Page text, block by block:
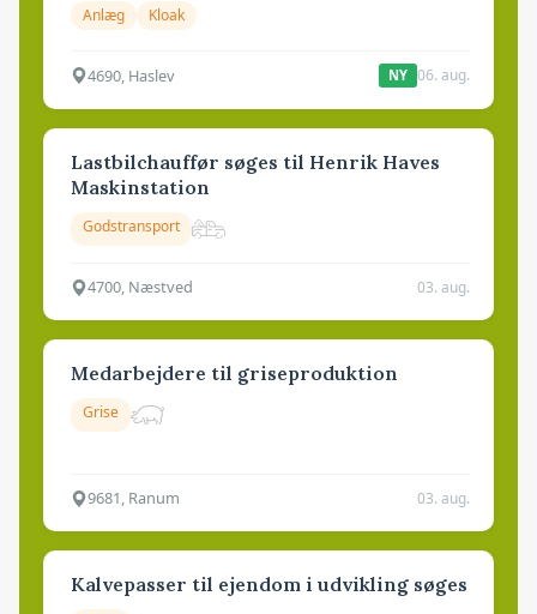
Anlæg Kloak
4690, Haslev NY 06. aug.
Lastbilchauffør søges til Henrik Haves
Maskinstation
Godstransport
4700, Næstved 03. aug.
Medarbejdere til griseproduktion
Grise
9681, Ranum 03. aug.
Kalvepasser til ejendom i udvikling søges